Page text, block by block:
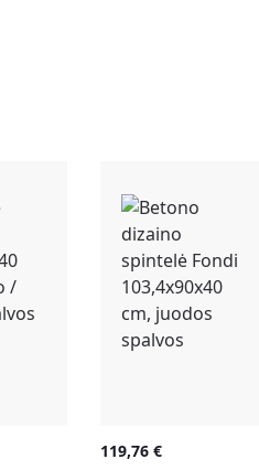
119,76 €